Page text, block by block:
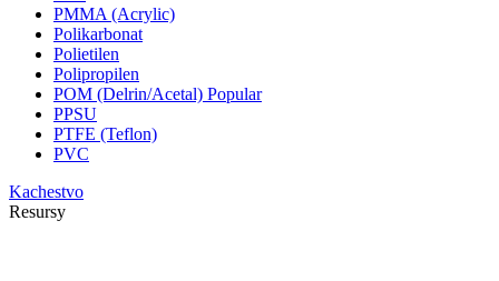
PMMA (Acrylic)
Polikarbonat
Polietilen
Polipropilen
POM (Delrin/Acetal) Popular
PPSU
PTFE (Teflon)
PVC
Kachestvo
Resursy